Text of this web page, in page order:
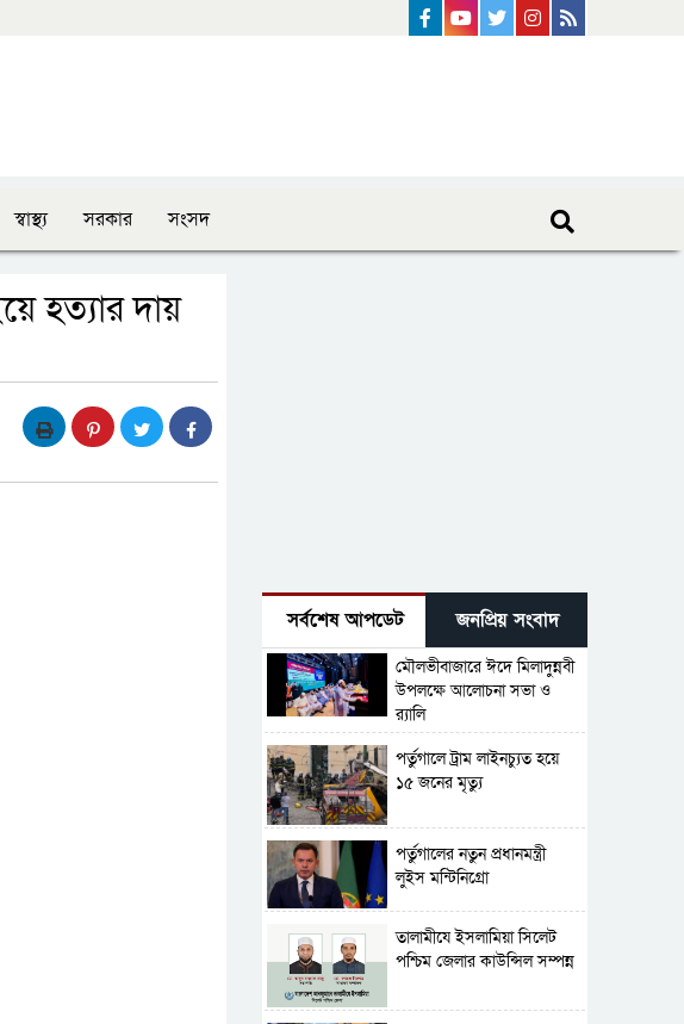
instagram
Twitter
Youtube
Facebook
স্বাস্থ্য সরকার সংসদ
হত্যার দায়
সর্বশেষ আপডেট জনপ্রিয় সংবাদ
মৌলভীবাজারে ঈদে মিলাদুন্নবী
উপলক্ষে আলোচনা সভা ও
র‍্যালি
পর্তুগালে ট্রাম লাইনচ্যুত হয়ে
১৫ জনের মৃত্যু
পর্তুগালের নতুন প্রধানমন্ত্রী
লুইস মন্টিনিগ্রো
‎তালামীযে ইসলামিয়া সিলেট
পশ্চিম জেলার কাউন্সিল সম্পন্ন